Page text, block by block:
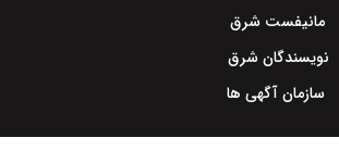
مانیفست شرق
نویسندگان شرق
سازمان آگهی ها